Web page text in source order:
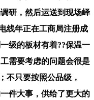
研，然后运送到现场峄
线年正在工商局注册成
级的板材有着??保温一
需要考虑的问题会很是
不只要按照公品级，
件大事，供给了更大的